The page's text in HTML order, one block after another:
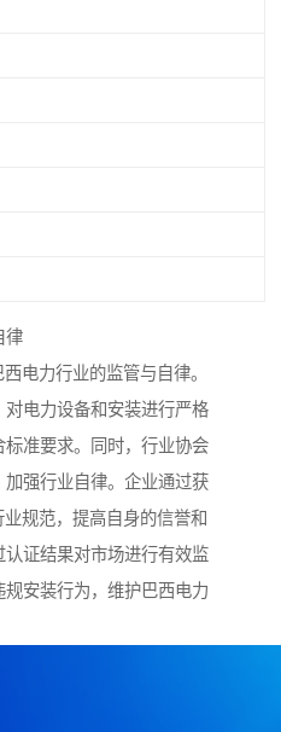
律
电力行业的监管与自律。
电力设备和安装进行严格
准要求。同时，行业协会
强行业自律。企业通过获
规范，提高自身的信誉和
证结果对市场进行有效监
安装行为，维护巴西电力